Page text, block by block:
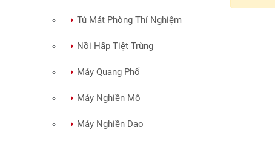
Tủ Mát Phòng Thí Nghiệm
Nồi Hấp Tiệt Trùng
Máy Quang Phổ
Máy Nghiền Mô
Máy Nghiền Dao